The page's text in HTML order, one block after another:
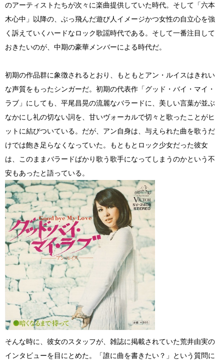
のアーティストたちが次々に楽曲提供していた時代。そして「六本
木心中」以降の、ぶっ飛んだ遊び人イメージかつ女性の自立心を強
く訴えていくハードなロック歌謡時代である。そして一番注目して
おきたいのが、中期の豪華メンバーによる時代だ。
初期の作品群に象徴されるとおり、もともとアン・ルイスはきれい
な声質をもったシンガーだ。初期の代表作「グッド・バイ・マイ・
ラブ」にしても、平尾昌晃の流麗なバラードに、美しい言葉が並ぶ
なかにし礼の切ない詞を、甘いヴォーカルで切々と歌ったことがヒ
ットに結びついている。だが、アン自身は、与えられた曲を歌うだ
けでは飽き足らなくなっていた。もともとロック少女だった彼女
は、このままバラードばかり歌う歌手になってしまうのかという不
安もあったと語っている。
そんな時に、彼女のスタッフが、雑誌に掲載されていた荒井由実の
インタビューを目にとめた。「誰に曲を書きたい？」という質問に